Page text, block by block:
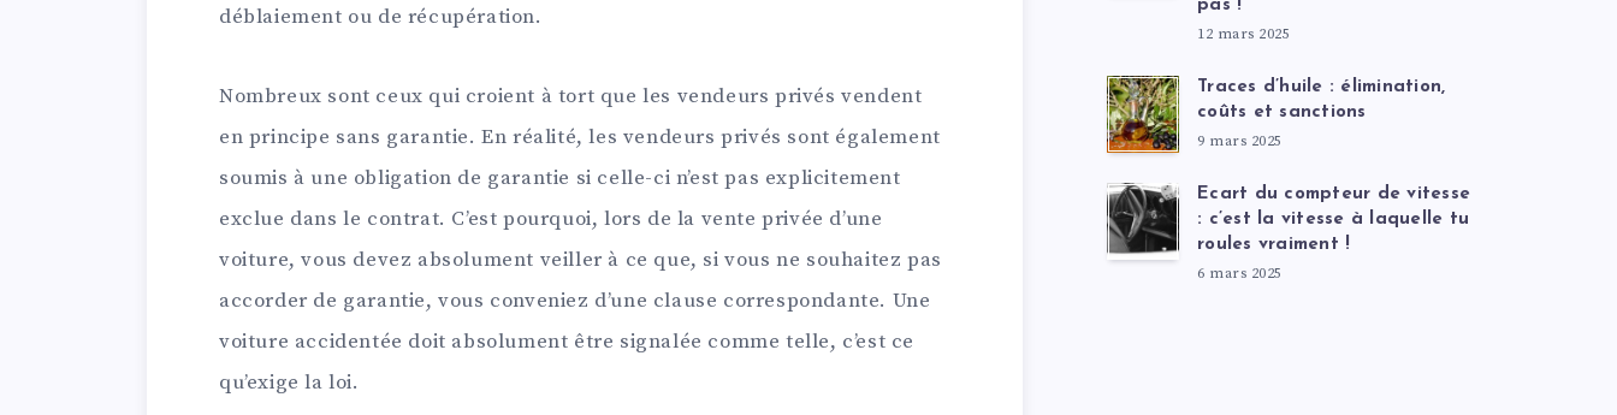
déblaiement ou de récupération.
Nombreux sont ceux qui croient à tort que les vendeurs privés vendent
en principe sans garantie. En réalité, les vendeurs privés sont également
soumis à une obligation de garantie si celle-ci n’est pas explicitement
exclue dans le contrat. C’est pourquoi, lors de la vente privée d’une
voiture, vous devez absolument veiller à ce que, si vous ne souhaitez pas
accorder de garantie, vous conveniez d’une clause correspondante. Une
voiture accidentée doit absolument être signalée comme telle, c’est ce
qu’exige la loi.
pas !
12 mars 2025
Traces d’huile : élimination,
coûts et sanctions
9 mars 2025
Ecart du compteur de vitesse
: c’est la vitesse à laquelle tu
roules vraiment !
6 mars 2025